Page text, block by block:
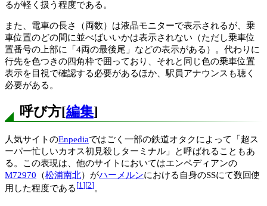
るが軽く扱う程度である。
また、電車の長さ（両数）は液晶モニターで表示されるが、乗
車位置のどの間に並べばいいかは表示されない（ただし乗車位
置番号の上部に「4両の最後尾」などの表示がある）。代わりに
行先を色つきの四角枠で囲っており、それと同じ色の乗車位置
表示を目視で確認する必要があるほか、駅員アナウンスも聴く
必要がある。
呼び方[編集]
人気サイトのEnpediaではごく一部の鉄道オタクによって「超ス
ーパー忙しいカオス初見殺しターミナル」と呼ばれることもあ
る。この表現は、他のサイトにおいてはエンペディアンの
M72970 （松浦南北）がハーメルンにおける自身のSSにて数回使
用した程度である [1] [2] 。